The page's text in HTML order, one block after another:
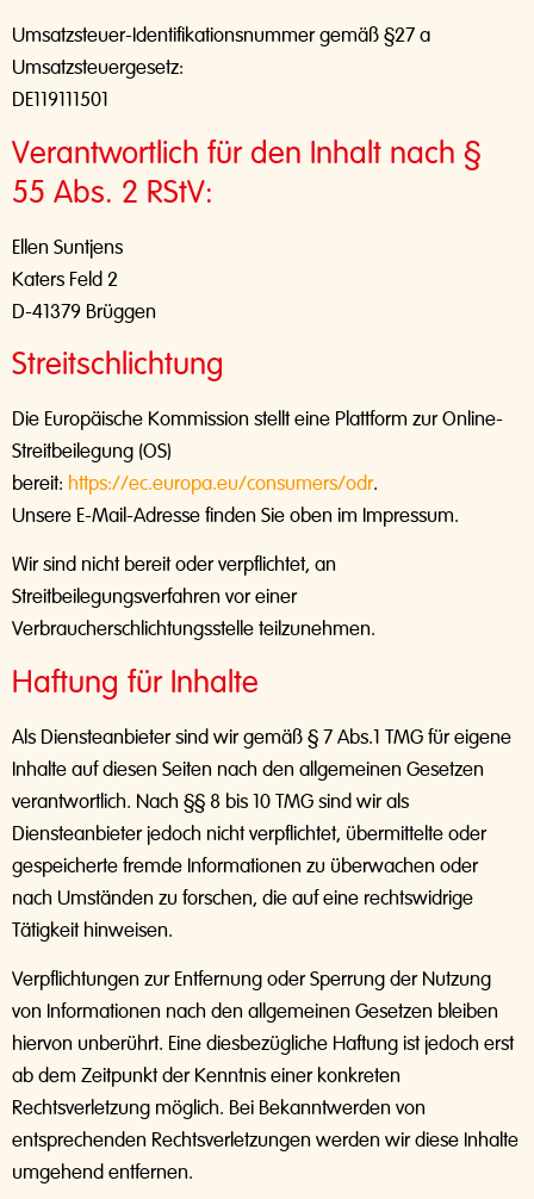
Umsatzsteuer-Identifikationsnummer gemäß §27 a
Umsatzsteuergesetz:
DE119111501
Verantwortlich für den Inhalt nach §
55 Abs. 2 RStV:
Ellen Suntjens
Katers Feld 2
D-41379 Brüggen
Streitschlichtung
Die Europäische Kommission stellt eine Plattform zur Online-
Streitbeilegung (OS)
bereit: https://ec.europa.eu/consumers/odr.
Unsere E-Mail-Adresse finden Sie oben im Impressum.
Wir sind nicht bereit oder verpflichtet, an
Streitbeilegungsverfahren vor einer
Verbraucherschlichtungsstelle teilzunehmen.
Haftung für Inhalte
Als Diensteanbieter sind wir gemäß § 7 Abs.1 TMG für eigene
Inhalte auf diesen Seiten nach den allgemeinen Gesetzen
verantwortlich. Nach §§ 8 bis 10 TMG sind wir als
Diensteanbieter jedoch nicht verpflichtet, übermittelte oder
gespeicherte fremde Informationen zu überwachen oder
nach Umständen zu forschen, die auf eine rechtswidrige
Tätigkeit hinweisen.
Verpflichtungen zur Entfernung oder Sperrung der Nutzung
von Informationen nach den allgemeinen Gesetzen bleiben
hiervon unberührt. Eine diesbezügliche Haftung ist jedoch erst
ab dem Zeitpunkt der Kenntnis einer konkreten
Rechtsverletzung möglich. Bei Bekanntwerden von
entsprechenden Rechtsverletzungen werden wir diese Inhalte
umgehend entfernen.